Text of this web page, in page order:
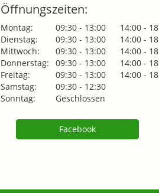
Öffnungszeiten:
Montag: 09:30 - 13:00
14:00 -
Dienstag:
09:30 - 13:00
14:00 -
Mittwoch:
09:30 - 13:00
14:00 -
Donnerstag:
09:30 - 13:00
14:00 -
Freitag:
09:30 - 13:00
14:00 -
Samstag:
09:30 - 12:30
Sonntag:
Geschlossen
Facebook